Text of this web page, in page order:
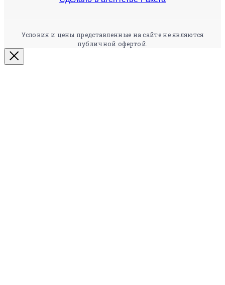
Условия и цены представленные на сайте не являются
публичной офертой.